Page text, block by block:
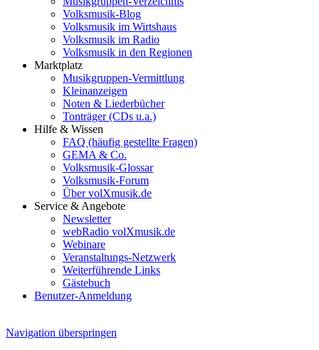
Volksmusik-Blog
Volksmusik im Wirtshaus
Volksmusik im Radio
Volksmusik in den Regionen
Marktplatz
Musikgruppen-Vermittlung
Kleinanzeigen
Noten & Liederbücher
Tonträger (CDs u.a.)
Hilfe & Wissen
FAQ (häufig gestellte Fragen)
GEMA & Co.
Volksmusik-Glossar
Volksmusik-Forum
Über volXmusik.de
Service & Angebote
Newsletter
webRadio volXmusik.de
Webinare
Veranstaltungs-Netzwerk
Weiterführende Links
Gästebuch
Benutzer-Anmeldung
Navigation überspringen